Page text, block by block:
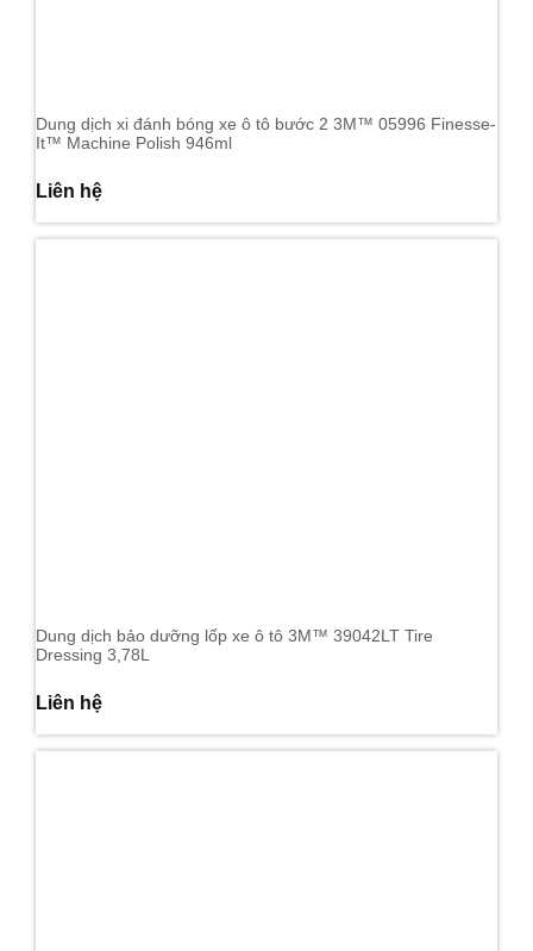
Dung dịch xi đánh bóng xe ô tô bước 2 3M™ 05996 Finesse-
It™ Machine Polish 946ml
Liên hệ
Dung dịch bảo dưỡng lốp xe ô tô 3M™ 39042LT Tire
Dressing 3,78L
Liên hệ